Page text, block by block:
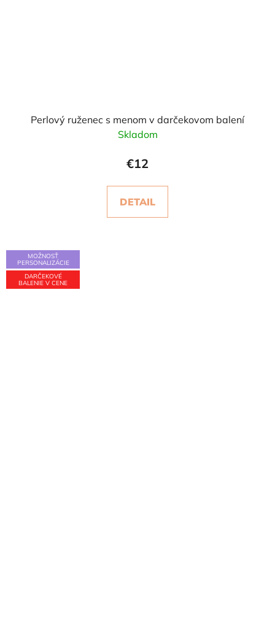
Perlový ruženec s menom v darčekovom balení
Skladom
€12
DETAIL
MOŽNOSŤ
PERSONALIZÁCIE
DARČEKOVÉ
BALENIE V CENE